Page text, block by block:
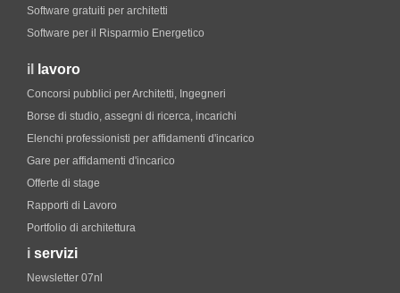
Software gratuiti per architetti
Software per il Risparmio Energetico
il lavoro
Concorsi pubblici per Architetti, Ingegneri
Borse di studio, assegni di ricerca, incarichi
Elenchi professionisti per affidamenti d'incarico
Gare per affidamenti d'incarico
Offerte di stage
Rapporti di Lavoro
Portfolio di architettura
i servizi
Newsletter 07nl